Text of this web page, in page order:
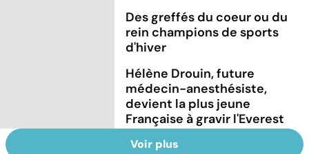
Des greffés du coeur ou du
rein champions de sports
d'hiver
Hélène Drouin, future
médecin-anesthésiste,
devient la plus jeune
Française à gravir l'Everest
Voir plus